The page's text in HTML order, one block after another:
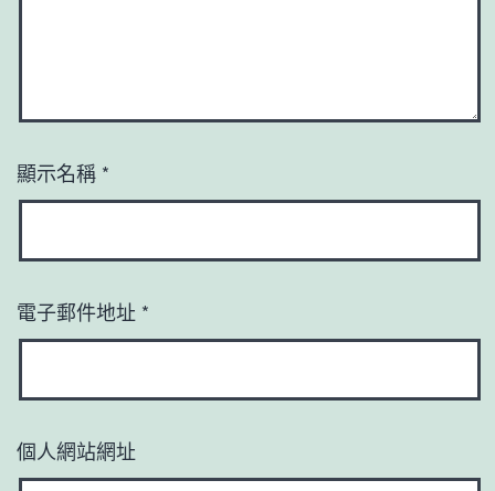
顯示名稱 *
電子郵件地址 *
個人網站網址